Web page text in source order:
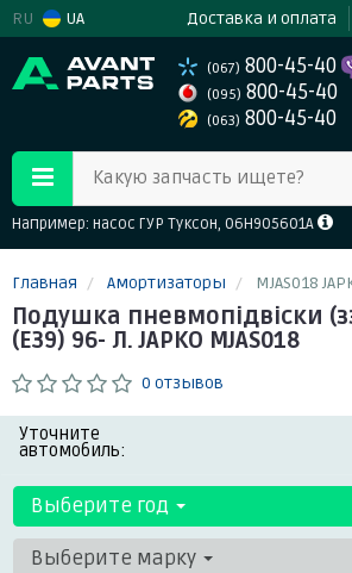
RU UA Доставка и оплата
(067) 800-45-40
(095) 800-45-40
(063) 800-45-40
Какую запчасть ищете?
Например: насос ГУР Туксон, 06H905601A
Главная Амортизаторы MJAS018
Подушка пневмопідвіски
(Е39) 96- Л. JAPKO MJAS018
0 отзывов
Уточните
автомобиль:
Выберите год
Выберите марку